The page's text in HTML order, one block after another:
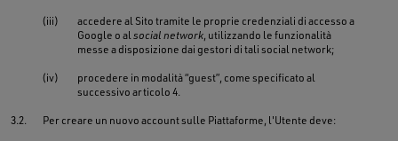
(iii)
accedere al Sito tramite le proprie credenziali di accesso a
Google o alsocial network, utilizzando le funzionalità
messe a disposizione dai gestori di tali social network;
(iv)
procedere in modalità “guest”, come specificato al
successivo articolo 4.
3.2. Per creare un nuovo account sulle Piattaforme, l'Utente deve: